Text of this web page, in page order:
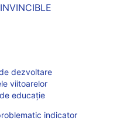
dezvoltare
viitoarelor
educație
indicator